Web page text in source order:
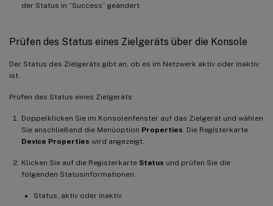
der Status in “Success” geändert.
Prüfen des Status eines Zielgeräts über die Konsole
Der Status des Zielgeräts gibt an, ob es im Netzwerk aktiv oder inaktiv
ist.
Prüfen des Status eines Zielgeräts
Doppelklicken Sie im Konsolenfenster auf das Zielgerät und wählen
Sie anschließend die Menüoption Properties . Die Registerkarte
Device Properties wird angezeigt.
Klicken Sie auf die Registerkarte Status und prüfen Sie die
folgenden Statusinformationen:
Status, aktiv oder inaktiv